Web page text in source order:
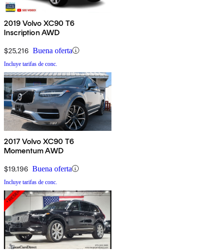
2019 Volvo XC90 T6
Inscription AWD
$25,216 Buena oferta
Incluye tarifas de conc.
2017 Volvo XC90 T6
Momentum AWD
$19,196 Buena oferta
Incluye tarifas de conc.